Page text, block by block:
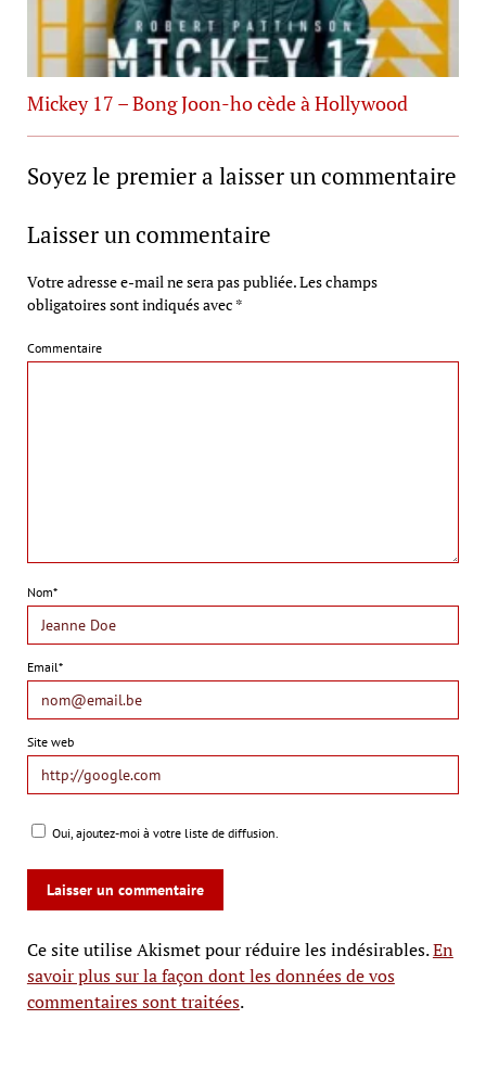
Mickey 17 – Bong Joon-ho cède à Hollywood
Soyez le premier a laisser un commentaire
Laisser un commentaire
Votre adresse e-mail ne sera pas publiée.Les champs
obligatoires sont indiqués avec *
Commentaire
Nom*
Email*
Site web
Oui, ajoutez-moi à votre liste de diffusion.
Ce site utilise Akismet pour réduire les indésirables.En
savoir plus sur la façon dont les données de vos
commentaires sont traitées.